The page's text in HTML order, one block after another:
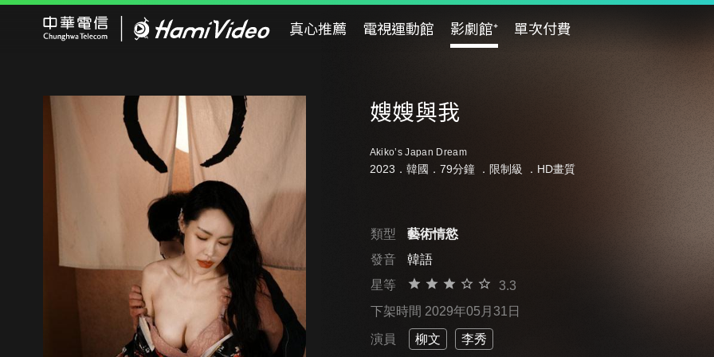
真心推薦 電視運動館 影劇館⁺ 單次付費
嫂嫂與我
Akiko’s Japan Dream
2023．韓國．79分鐘 ． 限制級 ．HD畫質
類型
藝術情慾
發音
韓語
星等
3.3
下架時間 2029年05月31日
演員 柳文 李秀